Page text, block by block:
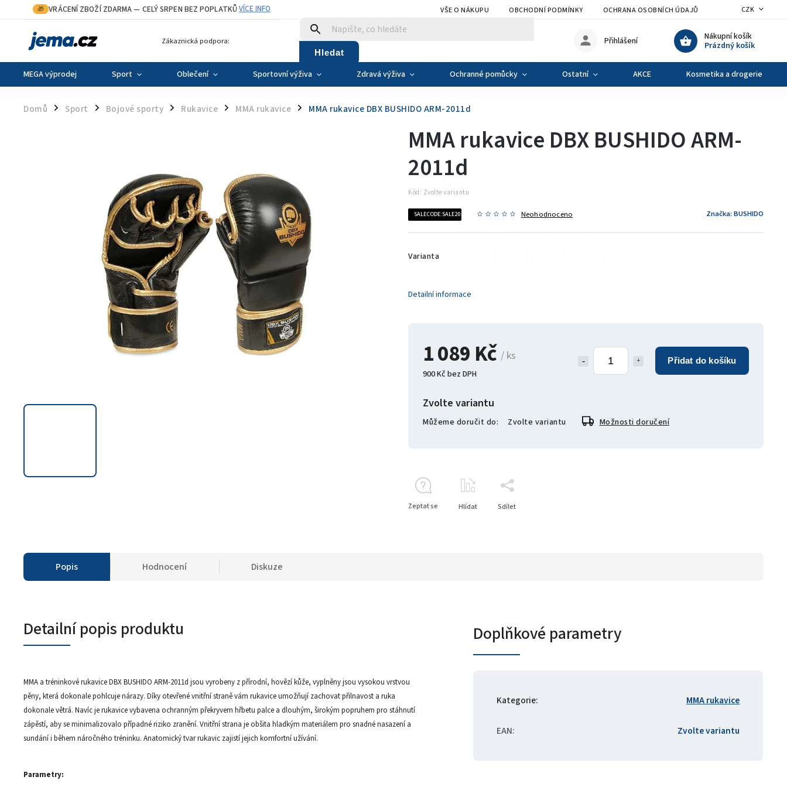
🎁 VRÁCENÍ ZBOŽÍ ZDARMA— CELÝ SRPEN BEZ POPLATKŮ·VÍCE INFO VŠE O NÁKUPU OBCHODNÍ PODMÍNKY OCHRANA OSOBNÍCH ÚDAJŮ VÝMĚNA A VRÁCENÍ
CZK
Zákaznická podpora:
Hledat
Nákupní košík
Prázdný košík
Přihlášení
MEGA výprodej Sport Oblečení Sportovní výživa Zdravá výživa Ochranné pomůcky Ostatní AKCE Kosmetika a drogerie
Domů / Sport / Bojové sporty / Rukavice / MMA rukavice / MMA rukavice DBX BUSHIDO ARM-2011d
1 089 Kč/ ks
900 Kč bez DPH
Přidat do košíku
Zvolte variantu
Můžeme doručit do: Zvolte variantu Možnosti doručení
MMA rukavice DBX BUSHIDO ARM-
2011d
Kód: Zvolte variantu
SALECODE:SALE20:20:% Neohodnoceno Značka: BUSHIDO
Varianta
Detailní informace
Zeptat se Hlídat Sdílet
Popis Hodnocení Diskuze
Detailní popis produktu
MMA a tréninkové rukavice DBX BUSHIDO ARM-2011d jsou vyrobeny z přírodní, hovězí kůže, vyplněny jsou vysokou vrstvou
pěny, která dokonale pohlcuje nárazy. Díky otevřené vnitřní straně vám rukavice umožňují zachovat přilnavost a ruka
dokonale větrá. Navíc je rukavice vybavena ochranným překryvem hřbetu palce a dlouhým, širokým popruhem pro stáhnutí
zápěstí, aby se minimalizovalo případné riziko zranění. Vnitřní strana je obšita hladkým materiálem pro snadné nasazení a
sundání i během náročného tréninku. Anatomický tvar rukavic zajistí jejich komfortní užívání.
Parametry:
Doplňkové parametry
Kategorie: MMA rukavice
EAN: Zvolte variantu